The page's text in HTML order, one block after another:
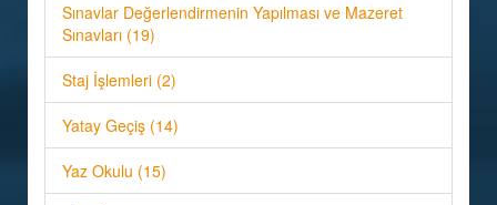
Sınavlar Değerlendirmenin Yapılması ve Mazeret
Sınavları (19)
Staj İşlemleri (2)
Yatay Geçiş (14)
Yaz Okulu (15)